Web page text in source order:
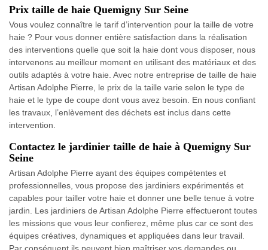
Prix taille de haie Quemigny Sur Seine
Vous voulez connaître le tarif d’intervention pour la taille de votre
haie ? Pour vous donner entière satisfaction dans la réalisation
des interventions quelle que soit la haie dont vous disposer, nous
intervenons au meilleur moment en utilisant des matériaux et des
outils adaptés à votre haie. Avec notre entreprise de taille de haie
Artisan Adolphe Pierre, le prix de la taille varie selon le type de
haie et le type de coupe dont vous avez besoin. En nous confiant
les travaux, l’enlèvement des déchets est inclus dans cette
intervention.
Contactez le jardinier taille de haie à Quemigny Sur
Seine
Artisan Adolphe Pierre ayant des équipes compétentes et
professionnelles, vous propose des jardiniers expérimentés et
capables pour tailler votre haie et donner une belle tenue à votre
jardin. Les jardiniers de Artisan Adolphe Pierre effectueront toutes
les missions que vous leur confierez, même plus car ce sont des
équipes créatives, dynamiques et appliquées dans leur travail.
Par conséquent ils peuvent bien maîtriser vos demandes ou